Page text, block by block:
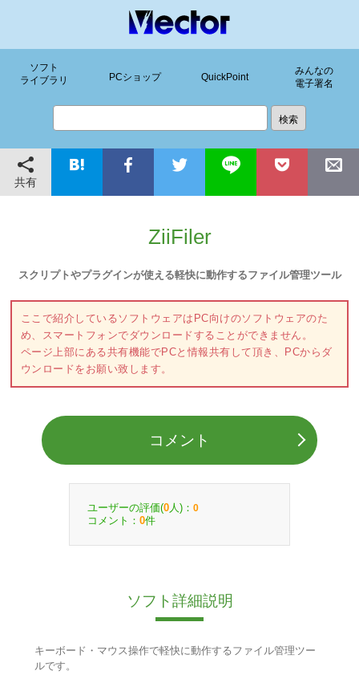
ソフト
ライブラリ
PCショップ QuickPoint
みんなの
電子署名
共有
ZiiFiler
スクリプトやプラグインが使える軽快に動作するファイル管理ツール
ここで紹介しているソフトウェアはPC向けのソフトウェアのた
め、スマートフォンでダウンロードすることができません。
ページ上部にある共有機能でPCと情報共有して頂き、PCからダ
ウンロードをお願い致します。
コメント
ユーザーの評価(0 人)： 0
コメント： 0件
ソフト詳細説明
キーボード・マウス操作で軽快に動作するファイル管理ツー
ルです。